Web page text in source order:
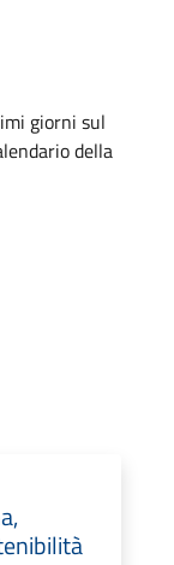
giorni sul
della